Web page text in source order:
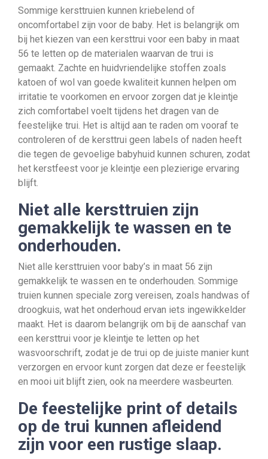
Sommige kersttruien kunnen kriebelend of
oncomfortabel zijn voor de baby. Het is belangrijk om
bij het kiezen van een kersttrui voor een baby in maat
56 te letten op de materialen waarvan de trui is
gemaakt. Zachte en huidvriendelijke stoffen zoals
katoen of wol van goede kwaliteit kunnen helpen om
irritatie te voorkomen en ervoor zorgen dat je kleintje
zich comfortabel voelt tijdens het dragen van de
feestelijke trui. Het is altijd aan te raden om vooraf te
controleren of de kersttrui geen labels of naden heeft
die tegen de gevoelige babyhuid kunnen schuren, zodat
het kerstfeest voor je kleintje een plezierige ervaring
blijft.
Niet alle kersttruien zijn
gemakkelijk te wassen en te
onderhouden.
Niet alle kersttruien voor baby’s in maat 56 zijn
gemakkelijk te wassen en te onderhouden. Sommige
truien kunnen speciale zorg vereisen, zoals handwas of
droogkuis, wat het onderhoud ervan iets ingewikkelder
maakt. Het is daarom belangrijk om bij de aanschaf van
een kersttrui voor je kleintje te letten op het
wasvoorschrift, zodat je de trui op de juiste manier kunt
verzorgen en ervoor kunt zorgen dat deze er feestelijk
en mooi uit blijft zien, ook na meerdere wasbeurten.
De feestelijke print of details
op de trui kunnen afleidend
zijn voor een rustige slaap.